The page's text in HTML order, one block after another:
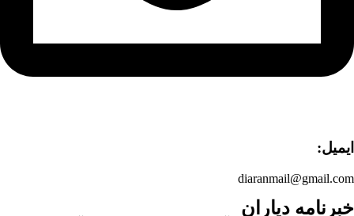
ایمیل:
diaranmail@gmail.com
خبرنامه دیاران